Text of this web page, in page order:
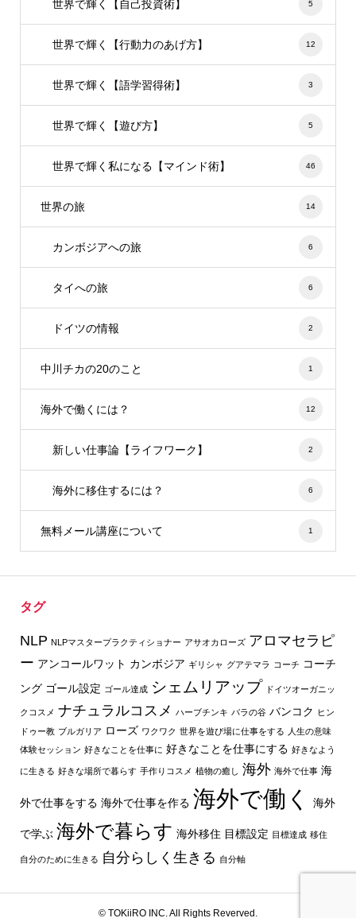
世界で輝く【自己投資術】 5
世界で輝く【行動力のあげ方】 12
世界で輝く【語学習得術】 3
世界で輝く【遊び方】 5
世界で輝く私になる【マインド術】 46
世界の旅 14
カンボジアへの旅 6
タイへの旅 6
ドイツの情報 2
中川チカの20のこと 1
海外で働くには？ 12
新しい仕事論【ライフワーク】 2
海外に移住するには？ 6
無料メール講座について 1
タグ
NLP NLPマスタープラクティショナー アサオカローズ アロマセラピ
ー アンコールワット カンボジア ギリシャ グアテマラ コーチ コーチ
ング ゴール設定 ゴール達成 シェムリアップ ドイツオーガニッ
クコスメ ナチュラルコスメ ハーブチンキ バラの谷 バンコク
ヒン
ドゥー教 ブルガリア ローズ ワクワク 世界を遊び場に仕事をする
人生の意味
体験セッション 好きなことを仕事に 好きなことを仕事にする 好きなよう
に生きる 好きな場所で暮らす 手作りコスメ 植物の癒し 海外 海外で仕事 海
外で仕事をする 海外で仕事を作る 海外で働く 海外
で学ぶ 海外で暮らす 海外移住 目標設定 目標達成 移住
自分のために生きる 自分らしく生きる 自分軸
© TOKiiRO INC. All Rights Reverved.